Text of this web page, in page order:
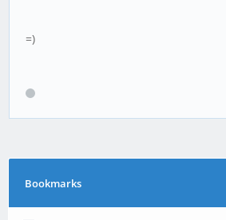
=)
Bookmarks